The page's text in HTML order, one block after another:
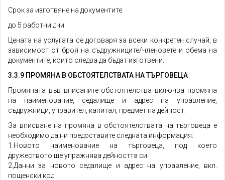
Срок за изготвяне на документите:
до 5 работни дни.
Цената на услугата се договаря за всеки конкретен случай, в
зависимост от броя на съдружниците/членовете и обема на
документите, които следва да бъдат изготвени.
3.3.9 ПРОМЯНА В ОБСТОЯТЕЛСТВАТА НА ТЪРГОВЕЦА
Промяната във вписаните обстоятелства включва промяна
на наименование, седалище и адрес на управление,
съдружници, управител, капитал, предмет на дейност.
За вписване на промяна в обстоятелствата на търговеца е
необходимо да ни предоставите следната информация:
1.Новото наименование на търговеца, под което
дружеството ще упражнява дейността си.
2.Данни за новото седалище и адрес на управление, вкл.
пощенски код.